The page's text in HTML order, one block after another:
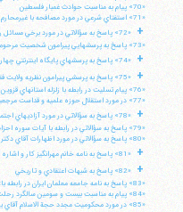
«70» پيام به مناسبت حوادث غمبار فلسطين
«71» استفتاي شرعي در مورد مصافحه با غيرمحارم
+
«72» پاسخ به سؤالاتي در مورد برخي مسائل روز
«73» پاسخ به پرسشهايي پيرامون شخصيت مرحوم دكتر علي شريعتي
+ «74» پاسخ به پرسشهاي پايگاه اينترنتي چهارده معصوم (ع)
+
«75» پاسخ به پرسشي پيرامون نظريه ولايت فقيه
«76» پيام تسليت در رابطه با زلزله استانهاي قزوين و همدان
«77» در مورد استقلال حوزه علميه و قداست مرجعيت شيعه
+
«78» پاسخ به سؤالاتي در مورد آزاديهاي اجتماعي
«79» پاسخ به سؤالاتي در رابطه با آيات سوره احزاب خطاب به زنان پيامبر(ص)و در مورد اهل كتاب
«80» پاسخ به سؤالاتي در مورد اظهارات آقاي دكتر هاشم آقاجري
+ «81» پاسخ به نامه خانم مهرانگيز كار و اشاره به برخي مسائل روز
+
«82» پاسخ به شبهات اعتقادي و تاريخي
«83» پاسخ به نامه جامعه معلمان ايران در رابطه با: "چه بايد كرد؟"
«84» پيام به مناسبت بيست و سومين سالگرد رحلت آيت الله طالقاني (ره)(1)
«85» در مورد محكوميت مجدد حجة الاسلام آقاي يوسفي اشكوري